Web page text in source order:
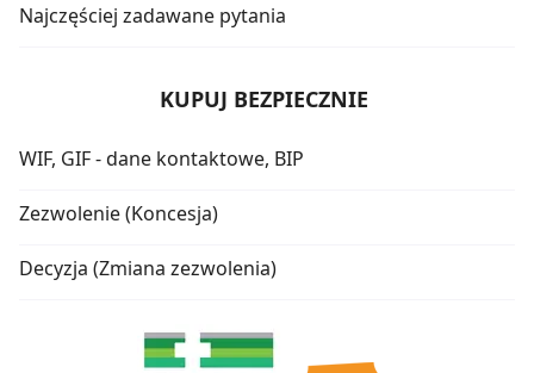
Najczęściej zadawane pytania
KUPUJ BEZPIECZNIE
WIF, GIF - dane kontaktowe, BIP
Zezwolenie (Koncesja)
Decyzja (Zmiana zezwolenia)